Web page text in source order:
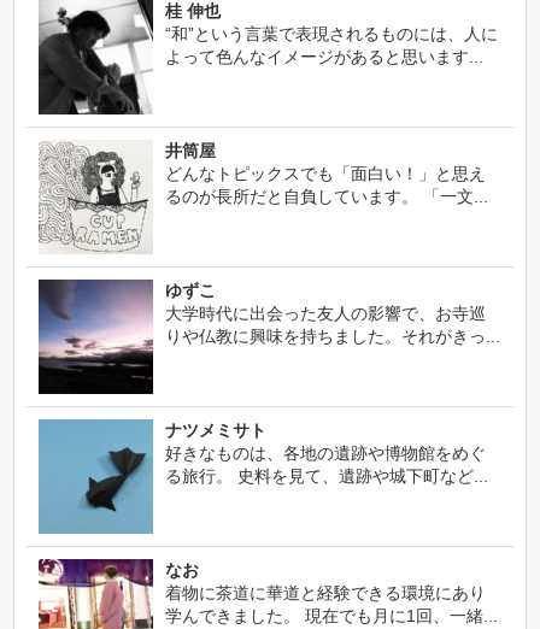
桂 伸也
“和”という言葉で表現されるものには、人に
よって色んなイメージがあると思います...
井筒屋
どんなトピックスでも「面白い！」と思え
るのが長所だと自負しています。 「一文...
ゆずこ
大学時代に出会った友人の影響で、お寺巡
りや仏教に興味を持ちました。それがきっ...
ナツメミサト
好きなものは、各地の遺跡や博物館をめぐ
る旅行。 史料を見て、遺跡や城下町など...
なお
着物に茶道に華道と経験できる環境にあり
学んできました。 現在でも月に1回、一緒...